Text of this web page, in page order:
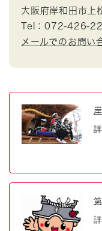
大阪府岸和田市
Tel：072-426-
メールでのお問い